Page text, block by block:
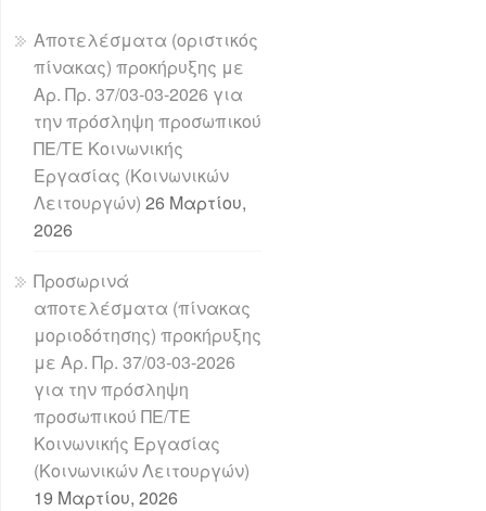
Αποτελέσματα (οριστικός
πίνακας) προκήρυξης με
Αρ. Πρ. 37/03-03-2026 για
την πρόσληψη προσωπικού
ΠΕ/ΤΕ Κοινωνικής
Εργασίας (Κοινωνικών
Λειτουργών) 26 Μαρτίου,
2026
Προσωρινά
αποτελέσματα (πίνακας
μοριοδότησης) προκήρυξης
με Αρ. Πρ. 37/03-03-2026
για την πρόσληψη
προσωπικού ΠΕ/ΤΕ
Κοινωνικής Εργασίας
(Κοινωνικών Λειτουργών)
19 Μαρτίου, 2026